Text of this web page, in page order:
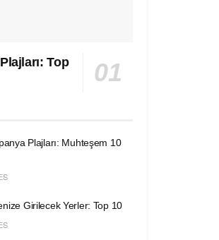
Top
Plajları: Muhteşem 10
Girilecek Yerler: Top 10